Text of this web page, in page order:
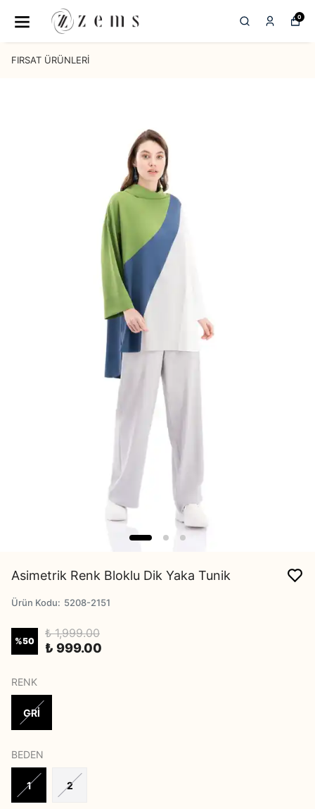
0
FIRSAT ÜRÜNLERİ
Asimetrik Renk Bloklu Dik Yaka Tunik
Ürün Kodu: 5208-2151
%50
₺ 1,999.00
₺ 999.00
RENK
GRİ
BEDEN
1 2